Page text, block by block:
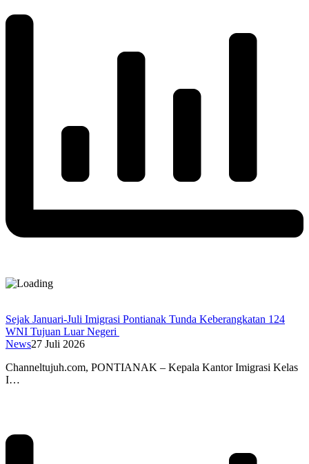
Sejak Januari-Juli Imigrasi Pontianak Tunda Keberangkatan 124
WNI Tujuan Luar Negeri
News27 Juli 2026
Channeltujuh.com, PONTIANAK – Kepala Kantor Imigrasi Kelas
I…